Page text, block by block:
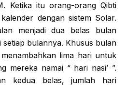
Ketika itu orang-orang Qibti
dengan sistem Solar.
menjadi dua belas bulan
setiap bulannya. Khusus bulan
lima hari untuk
mereka namai “ hari nasi’ ”.
kedua belas, jumlah hari